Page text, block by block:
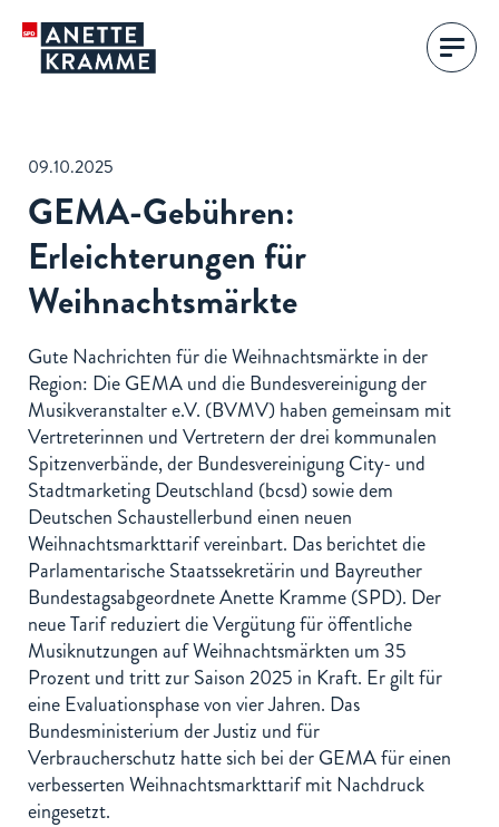
09.10.2025
GEMA-Gebühren:
Erleichterungen für
Weihnachtsmärkte
Gute Nachrichten für die Weihnachtsmärkte in der
Region: Die GEMA und die Bundesvereinigung der
Musikveranstalter e.V. (BVMV) haben gemeinsam mit
Vertreterinnen und Vertretern der drei kommunalen
Spitzenverbände, der Bundesvereinigung City- und
Stadtmarketing Deutschland (bcsd) sowie dem
Deutschen Schaustellerbund einen neuen
Weihnachtsmarkttarif vereinbart. Das berichtet die
Parlamentarische Staatssekretärin und Bayreuther
Bundestagsabgeordnete Anette Kramme (SPD). Der
neue Tarif reduziert die Vergütung für öffentliche
Musiknutzungen auf Weihnachtsmärkten um 35
Prozent und tritt zur Saison 2025 in Kraft. Er gilt für
eine Evaluationsphase von vier Jahren. Das
Bundesministerium der Justiz und für
Verbraucherschutz hatte sich bei der GEMA für einen
verbesserten Weihnachtsmarkttarif mit Nachdruck
eingesetzt.